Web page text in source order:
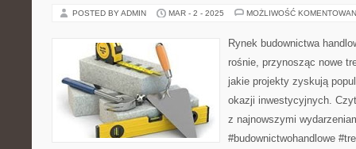
POSTED BY ADMIN MAR - 2 - 2025 MOŻLIWOŚĆ
Rynek budownictwa
rośnie, przynosząc nowe
jakie projekty zyskują
okazji inwestycyjnych.
z najnowszymi
#budownictwohandlowe